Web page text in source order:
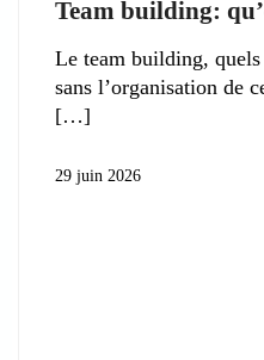
Team building:
Le team building,
sans l’organisation de
29 juin 2026